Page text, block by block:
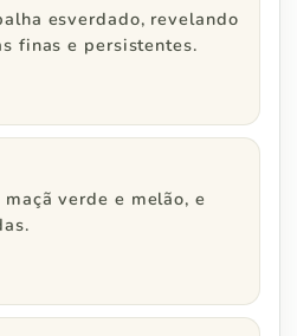
R$ 600
esverdado, revelando
finas e persistentes.
verde e melão, e